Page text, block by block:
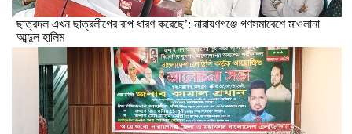
ছাত্রদল এখন ছাত্রলীগের রূপ ধারণ করেছে’: নারায়ণগঞ্জে গণসমাবেশে মাওলানা
আব্দুল হালিম